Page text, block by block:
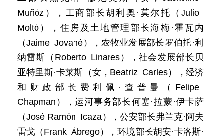
Muñóz），工商部长胡利奥·莫尔托（Julio
Moltó），住房及土地管理部长海梅·霍瓦内
（Jaime Jované），农牧业发展部长罗伯托·利
纳雷斯（Roberto Linares），社会发展部长贝
亚特里斯·卡莱斯（女，Beatriz Carles），经济
和财政部长费利佩·查普曼（Felipe
Chapman），运河事务部长何塞·拉蒙·伊卡萨
（José Ramón Icaza），公安部长弗兰克·阿夫
雷戈（Frank Ábrego），环境部长胡安·卡洛斯·